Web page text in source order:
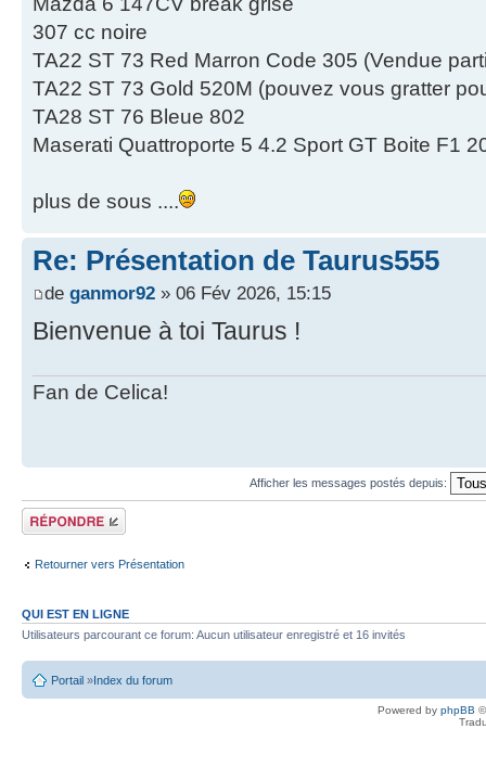
307 cc noire
TA22 ST 73 Red Marron Code 305 (Vendue
TA22 ST 73 Gold 520M (pouvez vous gratter
TA28 ST 76 Bleue 802
Maserati Quattroporte 5 4.2 Sport GT Boite F1
plus de sous ....
Re: Présentation de Taurus555
de ganmor92 » 06 Fév 2026, 15:15
Bienvenue à toi Taurus !
Fan de Celica!
Afficher les messages postés depuis:
Écrire un
commentaire
Retourner vers Présentation
QUI EST EN LIGNE
Utilisateurs parcourant ce forum: Aucun utilisateur enregistré et 16 invités
Portail »Index du forum
Powered by phpBB